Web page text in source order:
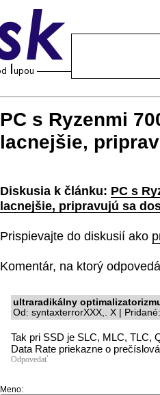
PC s Ryzenmi
lacnejšie,
Diskusia k článku: PC s
lacnejšie, pripravujú sa
Prispievajte do diskusií ako
Komentár, na ktorý
ultraradikálny
Od: syntaxterrorXXX,. X |
Tak pri SSD je SLC, MLC, TLC,
Data Rate priekazne o
Odpovedať
Meno: